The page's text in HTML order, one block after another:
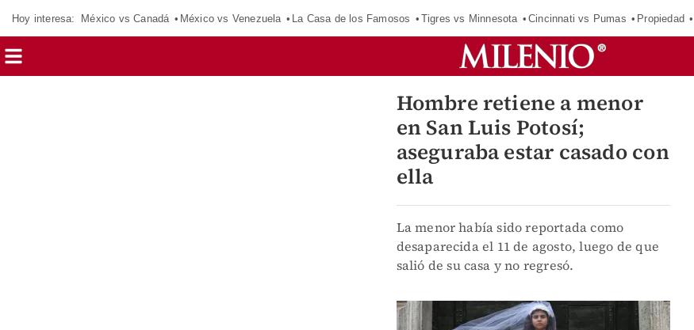
Hoy interesa: México vs Canadá México vs Venezuela La Casa de los Famosos Tigres vs Minnesota Cincinnati vs Pumas Propiedad
Hombre retiene a menor
en San Luis Potosí;
aseguraba estar casado con
ella
La menor había sido reportada como
desaparecida el 11 de agosto, luego de que
salió de su casa y no regresó.